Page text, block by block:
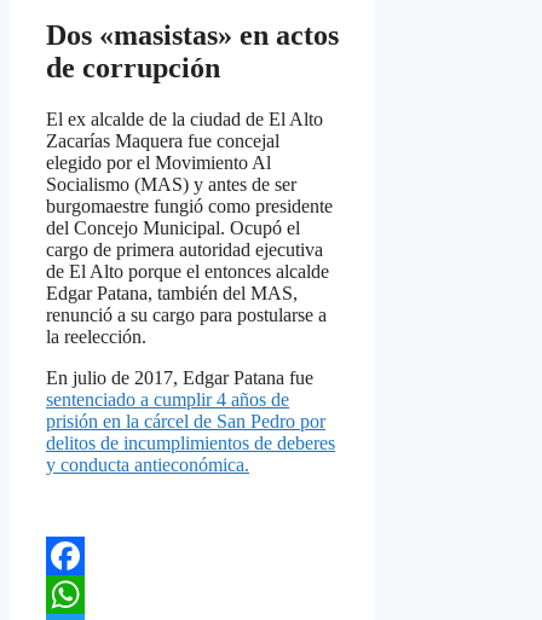
Dos «masistas» en actos
de corrupción
El ex alcalde de la ciudad de El Alto
Zacarías Maquera fue concejal
elegido por el Movimiento Al
Socialismo (MAS) y antes de ser
burgomaestre fungió como presidente
del Concejo Municipal. Ocupó el
cargo de primera autoridad ejecutiva
de El Alto porque el entonces alcalde
Edgar Patana, también del MAS,
renunció a su cargo para postularse a
la reelección.
En julio de 2017, Edgar Patana fue
sentenciado a cumplir 4 años de
prisión en la cárcel de San Pedro por
delitos de incumplimientos de deberes
y conducta antieconómica.
Facebook